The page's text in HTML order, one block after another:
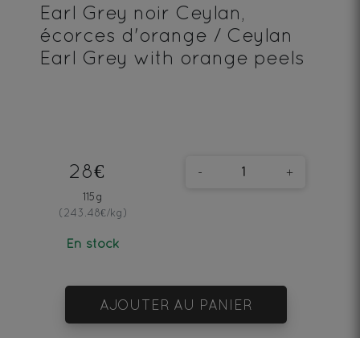
Earl Grey noir Ceylan,
écorces d'orange / Ceylan
Earl Grey with orange peels
28€
115g
(243.48€/kg)
En stock
- +
AJOUTER AU PANIER